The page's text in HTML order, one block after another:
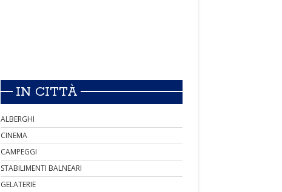
IN CITTÀ
ALBERGHI
CINEMA
CAMPEGGI
STABILIMENTI BALNEARI
GELATERIE